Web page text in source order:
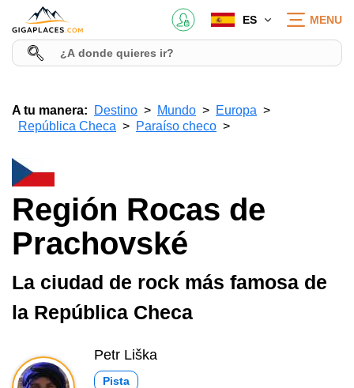
ES MENU
A tu manera: Destino Mundo
Europa
República Checa
Paraíso checo
Región Rocas de
Prachovské
La ciudad de rock más famosa de
la República Checa
Petr Liška
Pista